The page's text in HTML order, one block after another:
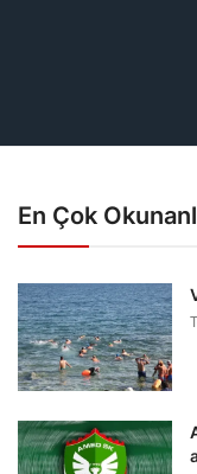
En Çok